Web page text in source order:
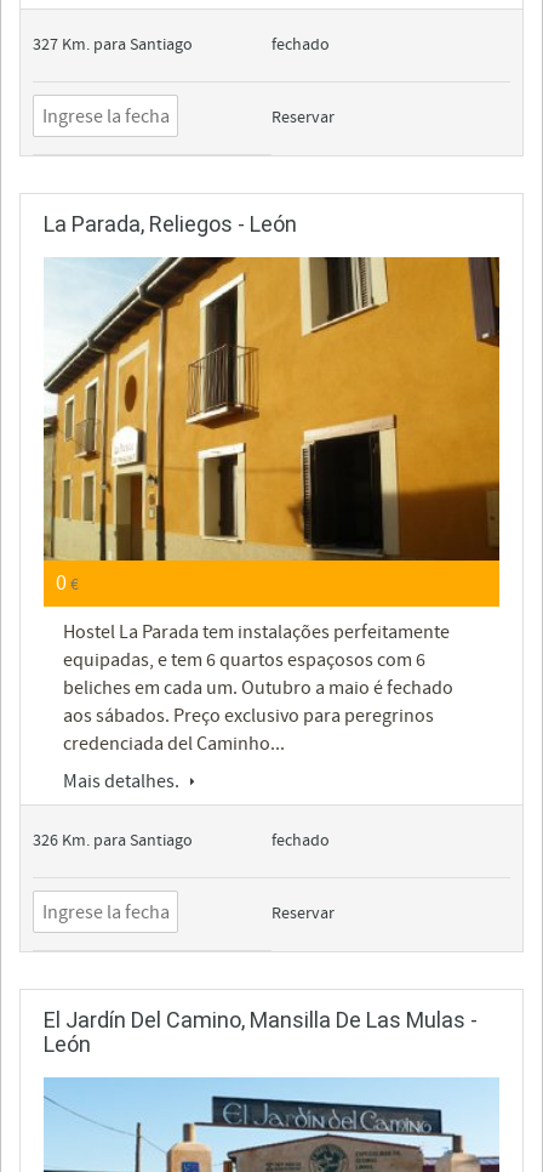
327 Km. para Santiago fechado
Reservar
La Parada, Reliegos - León
0€
Hostel La Parada tem instalações perfeitamente
equipadas, e tem 6 quartos espaçosos com 6
beliches em cada um. Outubro a maio é fechado
aos sábados. Preço exclusivo para peregrinos
credenciada del Caminho...
Mais detalhes.
326 Km. para Santiago fechado
Reservar
El Jardín Del Camino, Mansilla De Las Mulas -
León